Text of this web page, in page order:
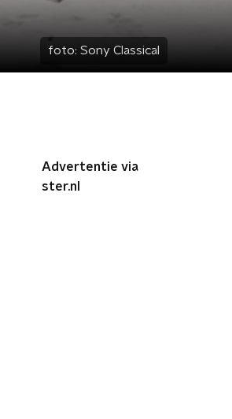
foto: Sony Classical
Advertentie via
ster.nl